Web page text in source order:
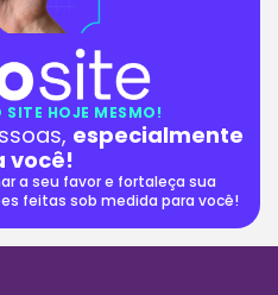
HOJE MESMO!
especialmente
você!
a seu favor e fortaleça sua
feitas sob medida para você!